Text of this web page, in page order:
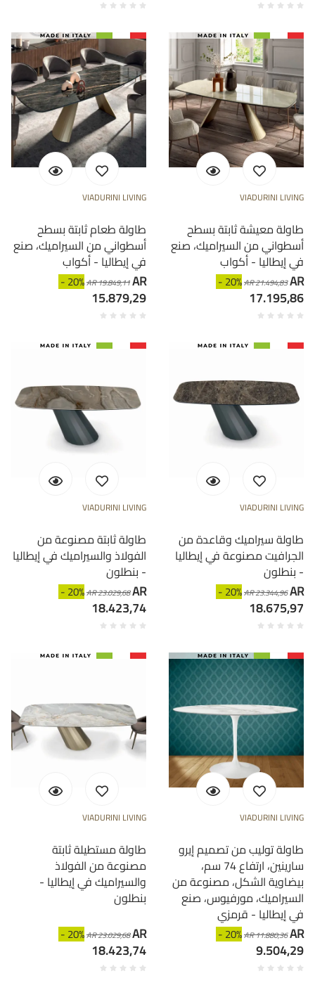
VIADURINI LIVING
طاولة طعام ثابتة بسطح
أسطواني من السيراميك، صنع
في إيطاليا - أكواب
- 20%AR 19.849,11AR
15.879,29
VIADURINI LIVING
طاولة معيشة ثابتة بسطح
أسطواني من السيراميك، صنع
في إيطاليا - أكواب
- 20%AR 21.494,83AR
17.195,86
VIADURINI LIVING
طاولة ثابتة مصنوعة من
الفولاذ والسيراميك في إيطاليا
- بنطلون
- 20%AR 23.029,68AR
18.423,74
VIADURINI LIVING
طاولة سيراميك وقاعدة من
الجرافيت مصنوعة في إيطاليا
- بنطلون
- 20%AR 23.344,96AR
18.675,97
VIADURINI LIVING
طاولة مستطيلة ثابتة
مصنوعة من الفولاذ
والسيراميك في إيطاليا -
بنطلون
- 20%AR 23.029,68AR
18.423,74
VIADURINI LIVING
طاولة توليب من تصميم إيرو
سارينين، ارتفاع 74 سم،
بيضاوية الشكل، مصنوعة من
السيراميك، مورفيوس، صنع
في إيطاليا - قرمزي
- 20%AR 11.880,36AR
9.504,29